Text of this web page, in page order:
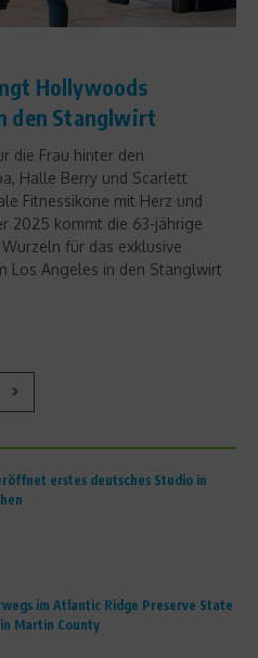
Hollywoods
den Stanglwirt
die Frau hinter den
Halle Berry und Scarlett
Fitnessikone mit Herz und
2025 kommt die 63-jährige
für das exklusive
Los Angeles in den Stanglwirt
erstes deutsches Studio in
im Atlantic Ridge Preserve State
Martin County